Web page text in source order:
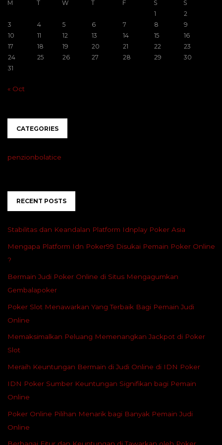
M
T W T F S
S
1
2
3
4 5 6 7 8
9
10
11 12 13 14 15
16
17
18 19 20 21 22
23
24
25 26 27 28 29
30
31
« Oct
CATEGORIES
penzionbolatice
RECENT POSTS
Stabilitas dan Keandalan Platform Idnplay Poker Asia
Mengapa Platform Idn Poker99 Disukai Pemain Poker Online
?
Bermain Judi Poker Online di Situs Mengagumkan
Gembalapoker
Poker Slot Menawarkan Yang Terbaik Bagi Pemain Judi
Online
Memaksimalkan Peluang Memenangkan Jackpot di Poker
Slot
Meraih Keuntungan Bermain di Judi Online di IDN Poker
IDN Poker Sumber Keuntungan Signifikan bagi Pemain
Online
Poker Online Pilihan Menarik bagi Banyak Pemain Judi
Online